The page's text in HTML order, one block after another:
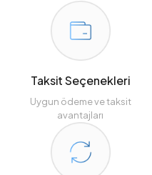
Taksit Seçenekleri
Uygun ödeme ve taksit
avantajları